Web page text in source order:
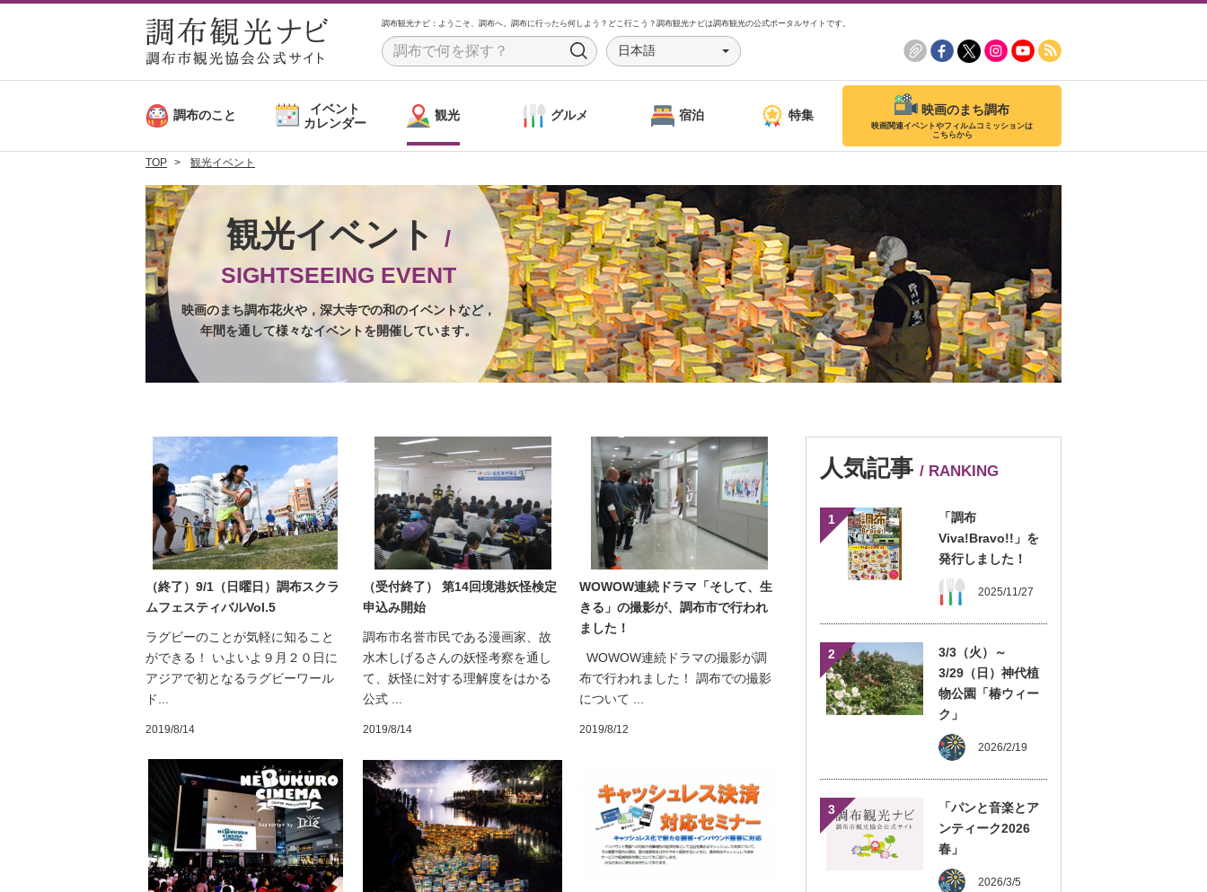
調布観光ナビ：ようこそ、調布へ。調布に行ったら何しよう？どこ行こう？調布観光ナビは調布観光の公式ポータルサイトです。
S
c
日本語
調布のこと
イベント
カレンダー
観光 グルメ 宿泊 特集 映画のまち調布
映画関連イベントやフィルムコミッションは
こちらから
TOP 観光イベント
観光イベント
/
SIGHTSEEING EVENT
映画のまち調布花火や，深大寺での和のイベントなど，
年間を通して様々なイベントを開催しています。
（終了）9/1（日曜日）調布スクラ
ムフェスティバルVol.5
ラグビーのことが気軽に知ること
ができる！ いよいよ９月２０日に
アジアで初となるラグビーワール
ド...
2019/8/14
（受付終了） 第14回境港妖怪検定
申込み開始
調布市名誉市民である漫画家、故
水木しげるさんの妖怪考察を通し
て、妖怪に対する理解度をはかる
公式 ...
2019/8/14
WOWOW連続ドラマ「そして、生
きる」の撮影が、調布市で行われ
ました！
WOWOW連続ドラマの撮影が調
布で行われました！ 調布での撮影
について ...
2019/8/12
人気記事 / RANKING
1
「調布
Viva!Bravo!!」を
発行しました！
2025/11/27
2
3/3（火）～
3/29（日）神代植
物公園「椿ウィー
ク」
2026/2/19
3
「パンと音楽とア
ンティーク2026
春」
2026/3/5